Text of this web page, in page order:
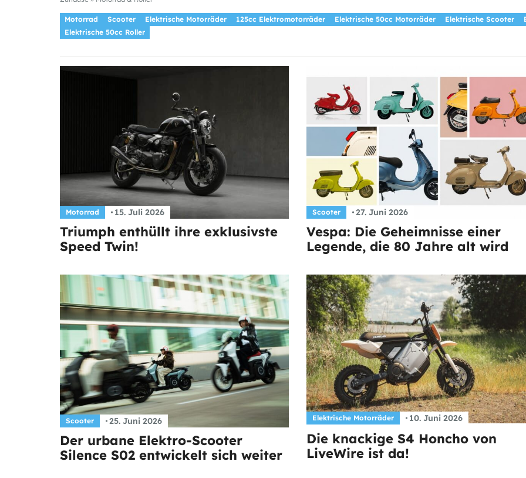
Motorrad Scooter Elektrische Motorräder 125cc Elektromotorräder Elektrische 50cc Motorräder Elektrische Scooter
Elektrische 50cc Roller
Motorrad 15. Juli 2026
Triumph enthüllt ihre exklusivste
Speed Twin!
Scooter 27. Juni 2026
Vespa: Die Geheimnisse einer
Legende, die 80 Jahre alt wird
Scooter 25. Juni 2026
Der urbane Elektro-Scooter
Silence S02 entwickelt sich weiter
Elektrische Motorräder 10. Juni 2026
Die knackige S4 Honcho von
LiveWire ist da!